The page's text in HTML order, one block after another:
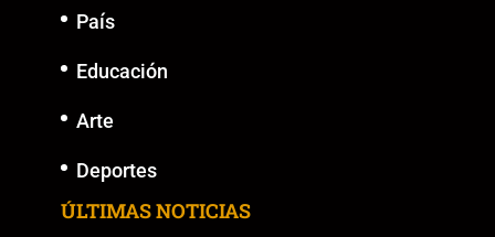
País
Educación
Arte
Deportes
ÚLTIMAS NOTICIAS